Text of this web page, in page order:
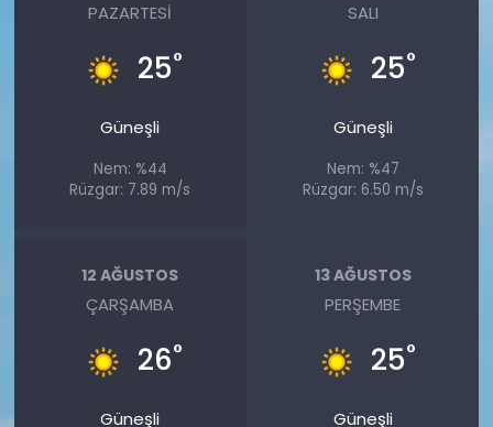
PAZARTESI
25°
Güneşli
Nem: %44
Rüzgar: 7.89 m/s
SALI
25°
Güneşli
Nem: %47
Rüzgar: 6.50 m/s
12 AĞUSTOS
ÇARŞAMBA
26°
Güneşli
13 AĞUSTOS
PERŞEMBE
25°
Güneşli